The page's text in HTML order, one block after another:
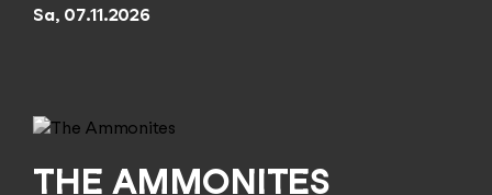
Sa, 07.11.2026
THE AMMONITES